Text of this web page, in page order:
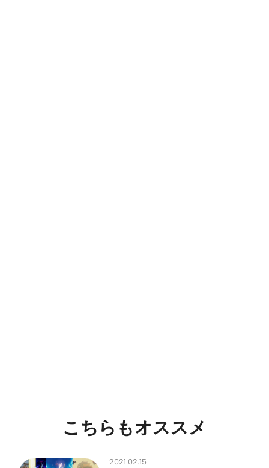
こちらもオススメ
2021.02.15